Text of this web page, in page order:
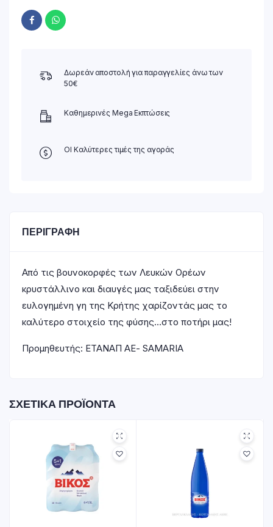
Δωρεάν αποστολή για παραγγελίες άνω των
50€
Καθημερινές Mega Εκπτώσεις
ΟΙ Καλύτερες τιμές της αγοράς
ΠΕΡΙΓΡΑΦΉ
Από τις βουνοκορφές των Λευκών Ορέων
κρυστάλλινο και διαυγές μας ταξιδεύει στην
ευλογημένη γη της Κρήτης χαρίζοντάς μας το
καλύτερο στοιχείο της φύσης…στο ποτήρι μας!
Προμηθευτής: ΕΤΑΝΑΠ ΑΕ- SAMARIA
ΣΧΕΤΙΚΆ ΠΡΟΪΌΝΤΑ